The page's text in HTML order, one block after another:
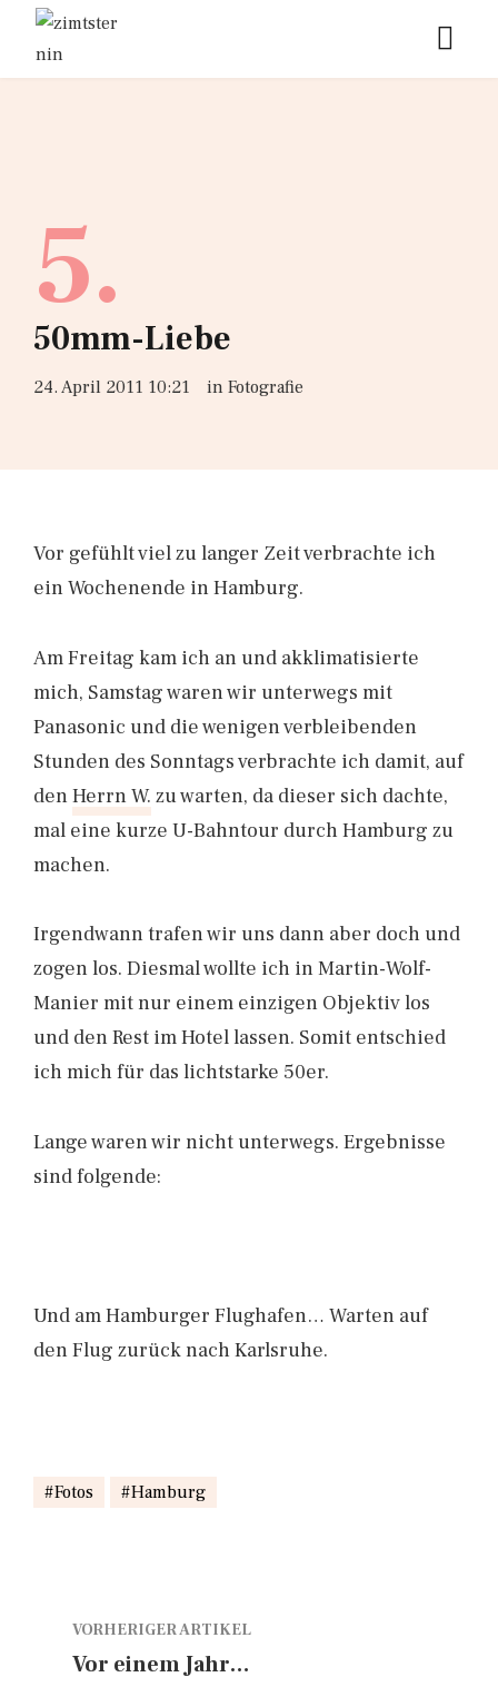
5.
50mm-Liebe
24. April 2011 10:21 in Fotografie
Vor gefühlt viel zu langer Zeit verbrachte ich
ein Wochenende in Hamburg.
Am Freitag kam ich an und akklimatisierte
mich, Samstag waren wir unterwegs mit
Panasonic und die wenigen verbleibenden
Stunden des Sonntags verbrachte ich damit, auf
denHerrn W. zu warten, da dieser sich dachte,
mal eine kurze U-Bahntour durch Hamburg zu
machen.
Irgendwann trafen wir uns dann aber doch und
zogen los. Diesmal wollte ich in Martin-Wolf-
Manier mit nur einem einzigen Objektiv los
und den Rest im Hotel lassen. Somit entschied
ich mich für das lichtstarke 50er.
Lange waren wir nicht unterwegs. Ergebnisse
sind folgende:
Und am Hamburger Flughafen… Warten auf
den Flug zurück nach Karlsruhe.
Fotos Hamburg
VORHERIGER ARTIKEL
Vor einem Jahr…